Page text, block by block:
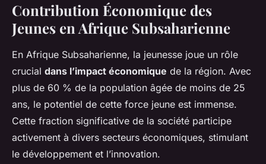
L'Impact Économique de la
Jeunesse en Afrique
Subsaharienne : Un Potentiel
Inexploré
•22 février 2025 5 min de lecture
Contribution Économique des
Jeunes en Afrique Subsaharienne
En Afrique Subsaharienne, la jeunesse joue un rôle
crucial dans l’impact économique de la région. Avec
plus de 60 % de la population âgée de moins de 25
ans, le potentiel de cette force jeune est immense.
Cette fraction significative de la société participe
activement à divers secteurs économiques, stimulant
le développement et l’innovation.